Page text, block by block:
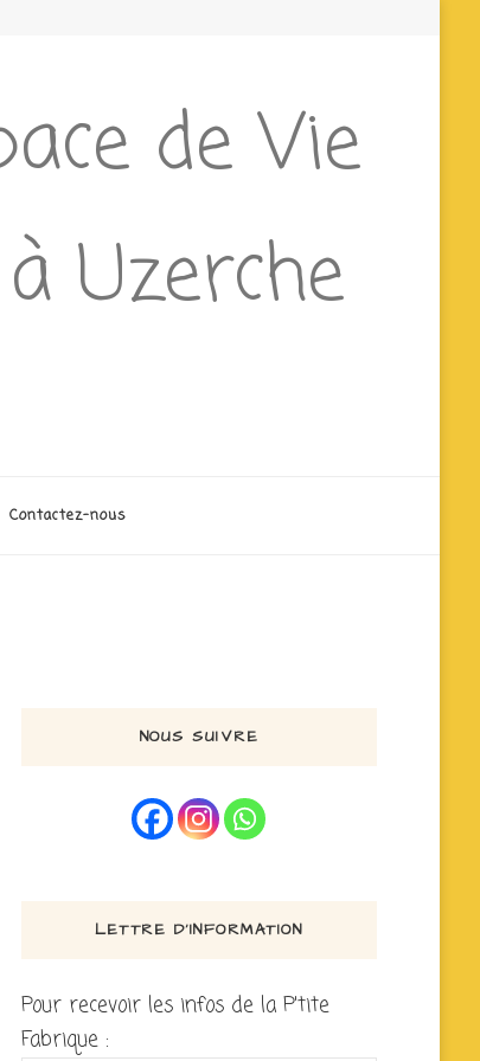
de Vie
Uzerche
Contactez-nous
NOUS SUIVRE
LETTRE D’INFORMATION
Pour recevoir les infos de la P'tite
Fabrique :